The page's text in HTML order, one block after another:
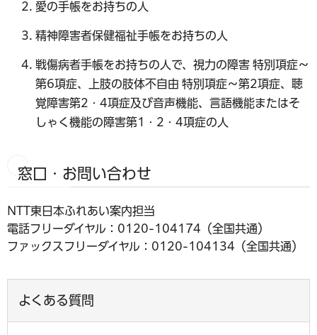
愛の手帳をお持ちの人
精神障害者保健福祉手帳をお持ちの人
戦傷病者手帳をお持ちの人で、視力の障害 特別項症～
第6項症、上肢の肢体不自由 特別項症～第2項症、聴
覚障害第2・4項症及び音声機能、言語機能またはそ
しゃく機能の障害第1・2・4項症の人
窓口・お問い合わせ
NTT東日本ふれあい案内担当
電話フリーダイヤル：0120-104174（全国共通）
ファックスフリーダイヤル：0120-104134（全国共通）
よくある質問